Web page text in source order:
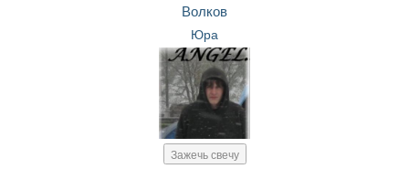
Волков
Юра
Зажечь свечу